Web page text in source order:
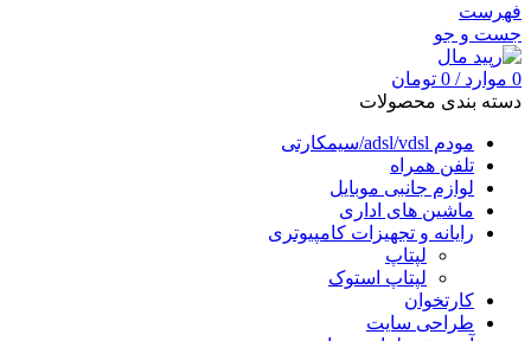
فهرست
جست و جو
0 موارد /
0 تومان
دسته بندی محصولات
مودم adsl/vdsl/سیمکارتی
تلفن همراه
لوازم جانبی موبایل
ماشین های اداری
رایانه و تجهیزات کامپیوتری
لپتاپ
لپتاپ استوک
کارتخوان
طراحی سایت